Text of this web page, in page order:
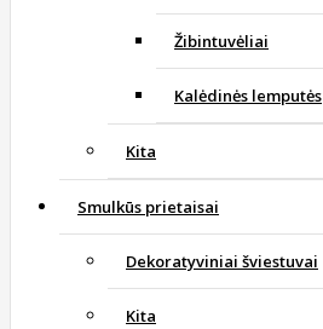
Žibintuvėliai
Kalėdinės lemputės
Kita
Smulkūs prietaisai
Dekoratyviniai šviestuvai
Kita